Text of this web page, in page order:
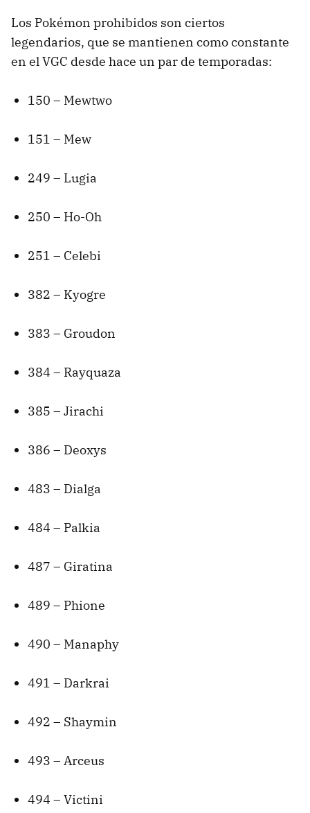
Los Pokémon prohibidos son ciertos
legendarios, que se mantienen como constante
en el VGC desde hace un par de temporadas:
150 – Mewtwo
151 – Mew
249 – Lugia
250 – Ho-Oh
251 – Celebi
382 – Kyogre
383 – Groudon
384 – Rayquaza
385 – Jirachi
386 – Deoxys
483 – Dialga
484 – Palkia
487 – Giratina
489 – Phione
490 – Manaphy
491 – Darkrai
492 – Shaymin
493 – Arceus
494 – Victini